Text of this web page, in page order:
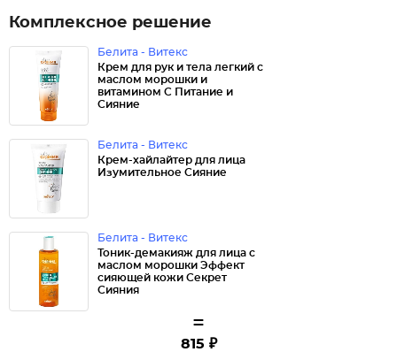
Комплексное решение
Белита - Витекс
Крем для рук и тела легкий с
маслом морошки и
витамином C Питание и
Сияние
Белита - Витекс
Крем-хайлайтер для лица
Изумительное Сияние
Белита - Витекс
Тоник-демакияж для лица с
маслом морошки Эффект
сияющей кожи Секрет
Сияния
=
815 ₽